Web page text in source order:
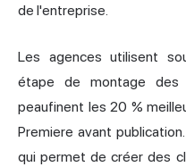
de l'entreprise.
Les agences utilisent
étape de montage des
peaufinent les 20 %
Premiere avant
qui permet de créer des